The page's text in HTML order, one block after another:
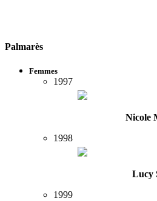
Palmarès
Femmes
1997
Nicole
1998
Lucy
1999